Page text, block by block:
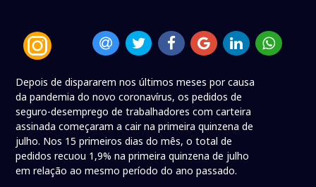
Depois de dispararem nos últimos meses por causa
da pandemia do novo coronavírus, os pedidos de
seguro-desemprego de trabalhadores com carteira
assinada começaram a cair na primeira quinzena de
julho. Nos 15 primeiros dias do mês, o total de
pedidos recuou 1,9% na primeira quinzena de julho
em relação ao mesmo período do ano passado.